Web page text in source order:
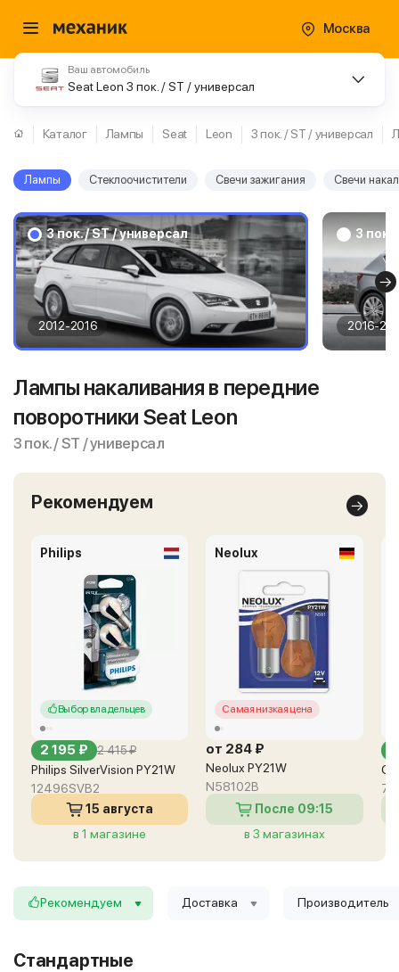
Москва
Ваш автомобиль
Seat Leon 3 пок. / ST / универсал
Каталог Лампы Seat Leon 3 пок. / ST / универсал
Лампы Стеклоочистители Свечи зажигания Свечи
3 пок. / ST / универсал
2012-2016
3 пок.
2016-
Лампы накаливания в передние
поворотники Seat Leon
3 пок. / ST / универсал
Рекомендуем
Philips
Выбор владельцев
2 195 ₽ 2 415 ₽
Philips SilverVision PY21W
12496SVB2
15 августа
в 1 магазине
Neolux
Самая низкая цена
от 284 ₽
Neolux PY21W
N58102B
После 09:15
в 3 магазинах
Рекомендуем Доставка Производитель
Стандартные